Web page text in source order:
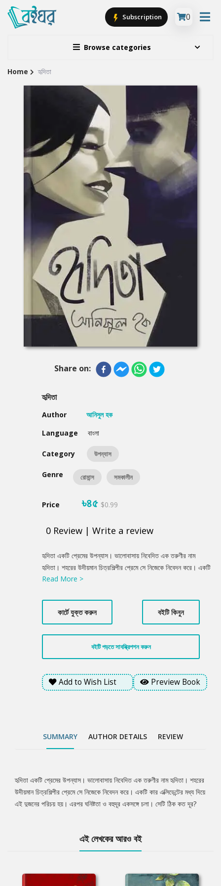
Browse categories
Subscription 0
Site
Home হৃদিতা
Share on:
হৃদিতা
Author
আনিসুল হক
Language
বাংলা
Category উপন্যাস
Genre রোমান্স সমকালীন
Price ৳৪৫ $0.99
0 Review | Write a review
Product
Summery
হৃদিতা একটি প্রেমের উপন্যাস। ভালোবাসায় নিবেদিত এক তরুণীর নাম
হৃদিতা। শহরের উদীয়মান চিত্রশিল্পীর প্রেমে সে নিজেকে নিবেদন করে। একটি
কার এক্সিডেন্টের মধ্য দিয়ে এই দুজনের পরিচয় হয়। এরপর ঘনিষ্টতা ও বহুদূর
Read More >
কার্টে যুক্ত করুন বইটি কিনুন
বইটি পড়তে সাবস্ক্রিপশন করুন
Add to Wish List Preview Book
SUMMARY AUTHOR DETAILS REVIEW
Tab
Article
হৃদিতা একটি প্রেমের উপন্যাস। ভালোবাসায় নিবেদিত এক তরুণীর নাম হৃদিতা। শহরের
উদীয়মান চিত্রশিল্পীর প্রেমে সে নিজেকে নিবেদন করে। একটি কার এক্সিডেন্টের মধ্য দিয়ে
এই দুজনের পরিচয় হয়। এরপর ঘনিষ্টতা ও বহুদূর একসঙ্গে চলা। সেটি ঠিক কত দূর?
এই লেখকের আরও বই